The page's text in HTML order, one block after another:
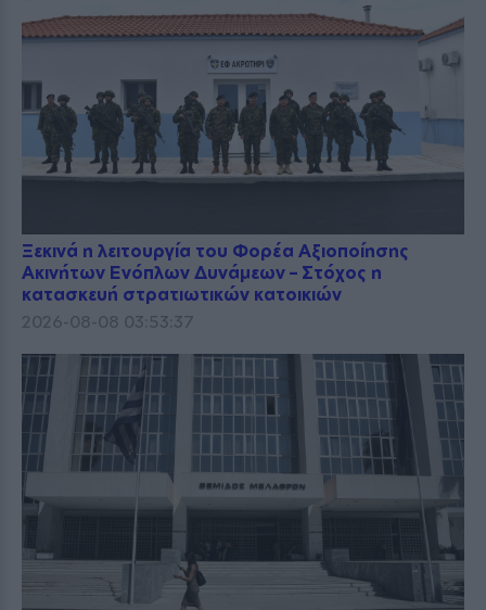
Ξεκινά η λειτουργία του Φορέα Αξιοποίησης
Ακινήτων Ενόπλων Δυνάμεων – Στόχος η
κατασκευή στρατιωτικών κατοικιών
2026-08-08 03:53:37